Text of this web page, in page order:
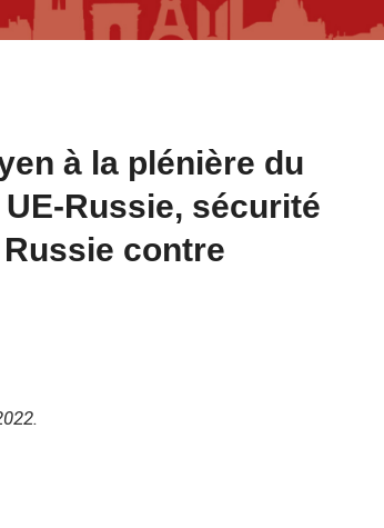
à la plénière du
Russie, sécurité
contre